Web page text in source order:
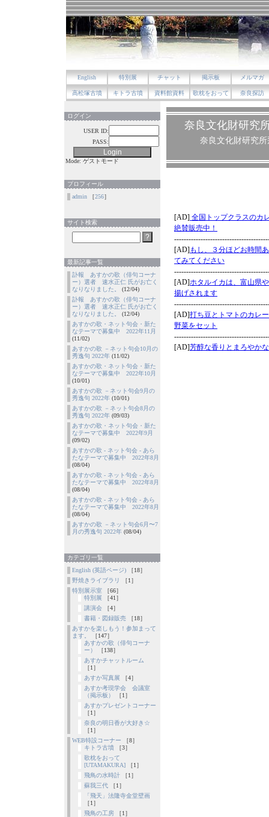
English 特別展 チャット 掲示板 メルマガ
高松塚古墳 キトラ古墳 資料館資料 歌枕をおって 奈良探訪
ログイン
USER ID:
PASS:
Mode: ゲストモード
プロフィール
admin ［256］
サイト検索
最新記事一覧
訃報 あすかの歌（俳句コーナ
ー）選者 速水正仁 氏がお亡く
なりなりました。
(12/04)
訃報 あすかの歌（俳句コーナ
ー）選者 速水正仁 氏がお亡く
なりなりました。
(12/04)
あすかの歌・ネット句会・新た
なテーマで募集中 2022年11月
(11/02)
あすかの歌 －ネット句会10月の
秀逸句 2022年 (11/02)
あすかの歌・ネット句会・新た
なテーマで募集中 2022年10月
(10/01)
あすかの歌 －ネット句会9月の
秀逸句 2022年 (10/01)
あすかの歌 －ネット句会8月の
秀逸句 2022年 (09/03)
あすかの歌・ネット句会・新た
なテーマで募集中 2022年9月
(09/02)
あすかの歌 - ネット句会 - あら
たなテーマで募集中 2022年8月
(08/04)
あすかの歌 - ネット句会 - あら
たなテーマで募集中 2022年8月
(08/04)
あすかの歌 - ネット句会 - あら
たなテーマで募集中 2022年8月
(08/04)
あすかの歌 －ネット句会6月〜7
月の秀逸句 2022年 (08/04)
カテゴリ一覧
English (英語ページ) ［18］
野焼きライブラリ
［1］
特別展示室 ［66］
特別展 ［41］
講演会 ［4］
書籍・図録販売 ［18］
あすかを楽しもう！参加まって
ます。
［147］
あすかの歌（俳句コーナ
ー）
［138］
あすかチャットルーム
［1］
あすか写真展 ［4］
あすか考現学会 会議室
（掲示板）
［1］
あすかプレゼントコーナー
［1］
奈良の明日香が大好き☆
［1］
WEB特設コーナー ［8］
キトラ古墳 ［3］
歌枕をおって
[UTAMAKURA] ［1］
飛鳥の水時計 ［1］
蘇我三代 ［1］
「飛天」法隆寺金堂壁画
［1］
飛鳥の工房 ［1］
奈良文化財研究
奈良文化財研究